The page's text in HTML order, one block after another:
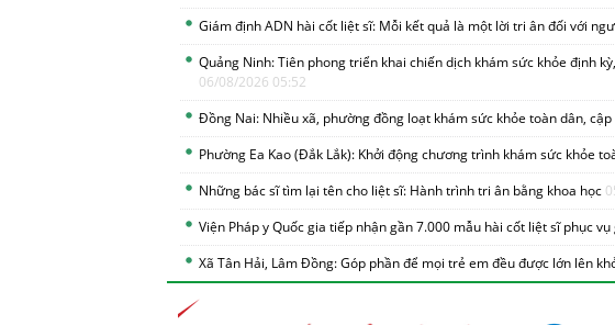
Giám định ADN hài cốt liệt sĩ: Mỗi kết quả là một lời tri ân đối với
Quảng Ninh: Tiên phong triển khai chiến dịch khám sức khỏe định
06/08/2026 05:52
Đồng Nai: Nhiều xã, phường đồng loạt khám sức khỏe toàn dân,
Phường Ea Kao (Đắk Lắk): Khởi động chương trình khám sức khỏe
Những bác sĩ tìm lại tên cho liệt sĩ: Hành trình tri ân bằng khoa học
Viện Pháp y Quốc gia tiếp nhận gần 7.000 mẫu hài cốt liệt sĩ phục
Xã Tân Hải, Lâm Đồng: Góp phần để mọi trẻ em đều được lớn lên